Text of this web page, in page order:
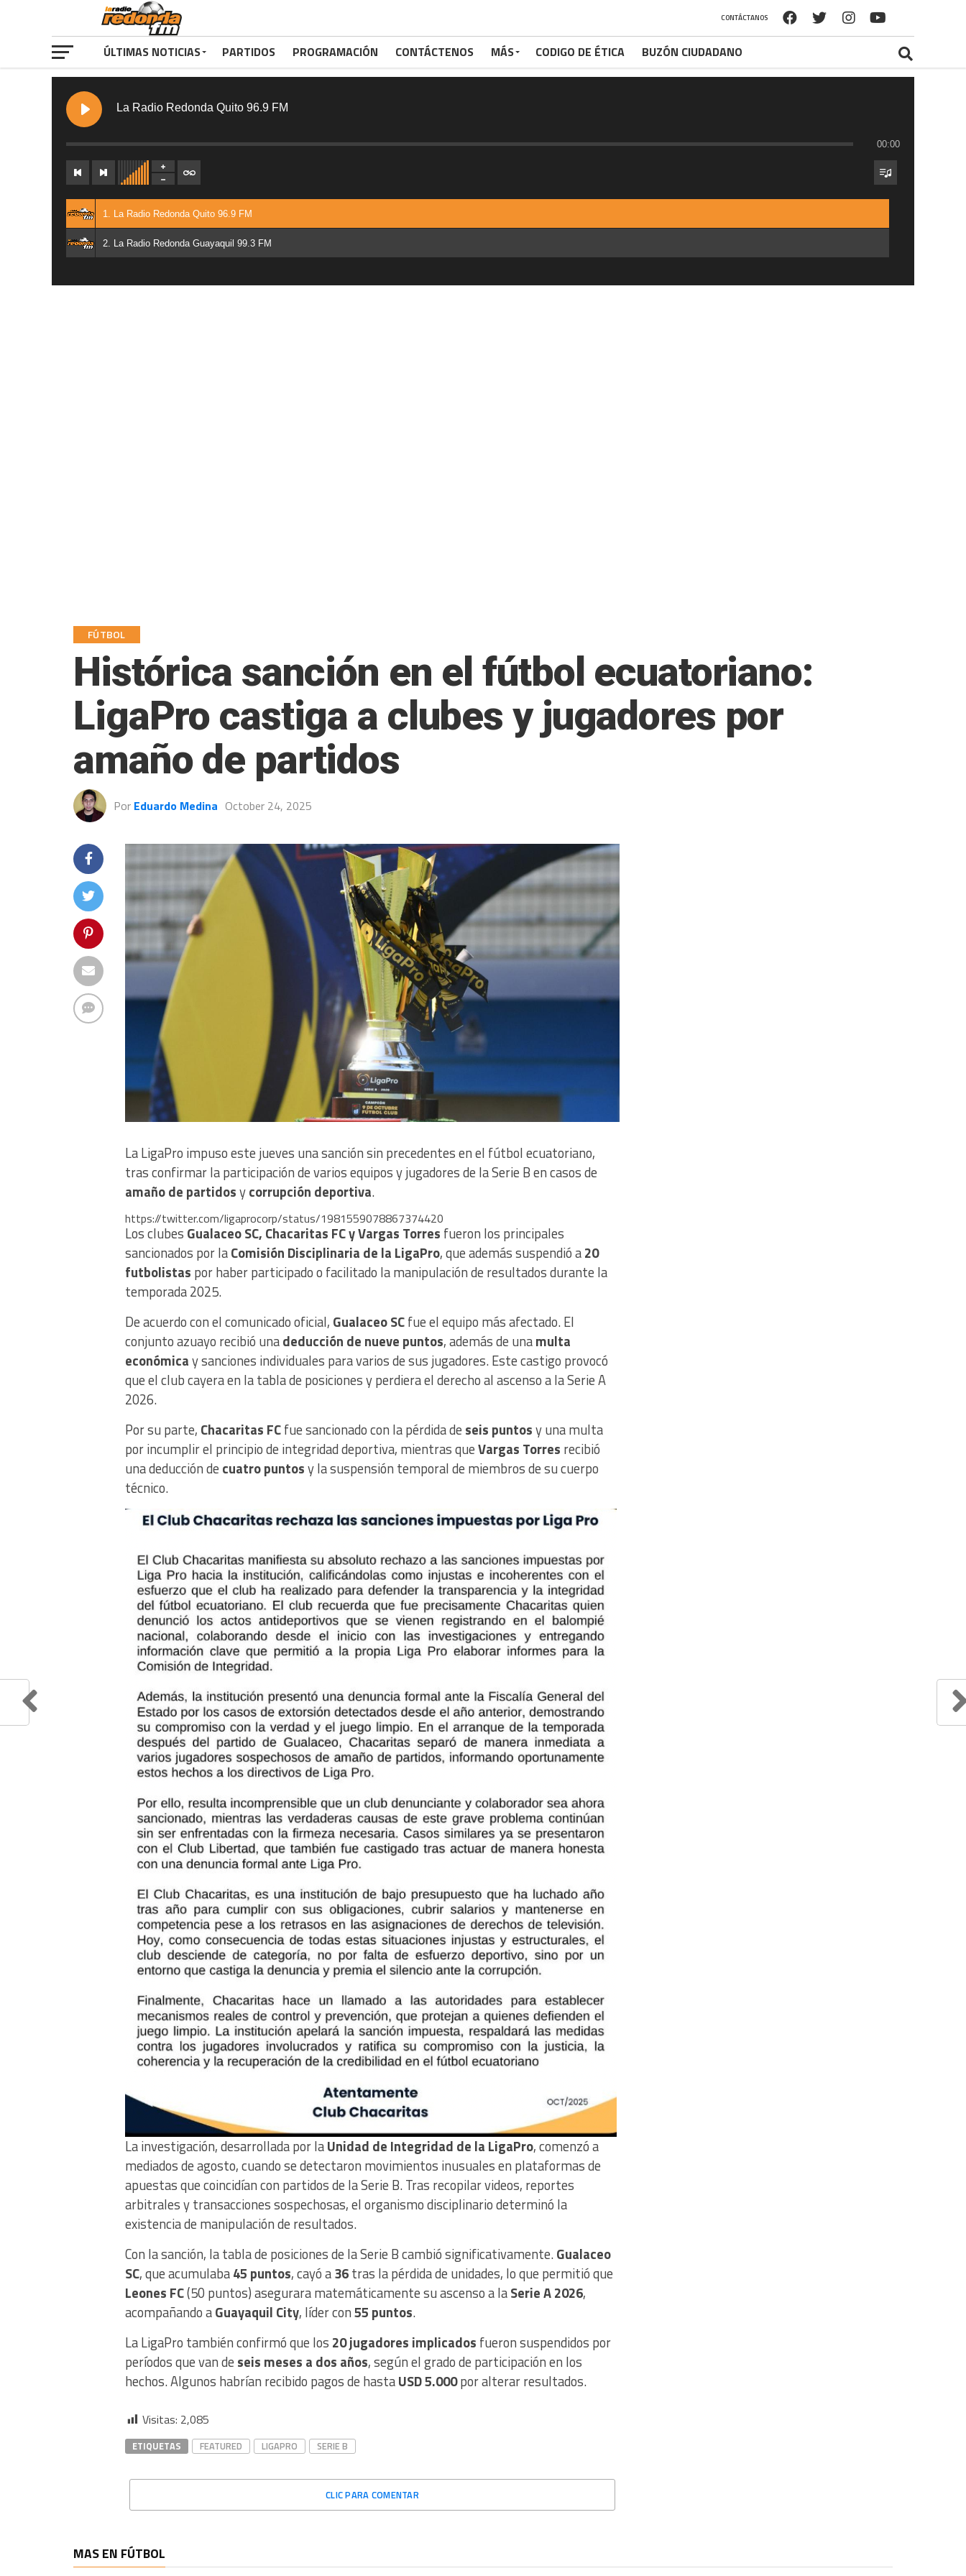
La Radio Redonda Quito 96.9 FM
00:00
1. La Radio Redonda Quito 96.9 FM
2. La Radio Redonda Guayaquil 99.3 FM
CONTÁCTANOS
ÚLTIMAS NOTICIAS PARTIDOS PROGRAMACIÓN CONTÁCTENOS MÁS CODIGO DE ÉTICA BUZÓN CIUDADANO
FÚTBOL
Histórica sanción en el fútbol ecuatoriano:
LigaPro castiga a clubes y jugadores por
amaño de partidos
Por Eduardo Medina October 24, 2025
La LigaPro impuso este jueves una sanción sin precedentes en el fútbol ecuatoriano,
tras confirmar la participación de varios equipos y jugadores de la Serie B en casos de
amaño de partidosycorrupción deportiva.
https://twitter.com/ligaprocorp/status/1981559078867374420
Los clubes Gualaceo SC, Chacaritas FC y Vargas Torres fueron los principales
sancionados por laComisión Disciplinaria de la LigaPro, que además suspendió a20
futbolistas por haber participado o facilitado la manipulación de resultados durante la
temporada 2025.
De acuerdo con el comunicado oficial, Gualaceo SCfue el equipo más afectado. El
conjunto azuayo recibió unadeducción de nueve puntos, además de unamulta
económicay sanciones individuales para varios de sus jugadores. Este castigo provocó
que el club cayera en la tabla de posiciones y perdiera el derecho al ascenso a la Serie A
2026.
Por su parte, Chacaritas FCfue sancionado con la pérdida de seis puntosy una multa
por incumplir el principio de integridad deportiva, mientras queVargas Torres recibió
una deducción de cuatro puntosy la suspensión temporal de miembros de su cuerpo
técnico.
La investigación, desarrollada por laUnidad de Integridad de la LigaPro, comenzó a
mediados de agosto, cuando se detectaron movimientos inusuales en plataformas de
apuestas que coincidían con partidos de la Serie B. Tras recopilar videos, reportes
arbitrales y transacciones sospechosas, el organismo disciplinario determinó la
existencia de manipulación de resultados.
Con la sanción, la tabla de posiciones de la Serie B cambió significativamente.Gualaceo
SC, que acumulaba45 puntos, cayó a36tras la pérdida de unidades, lo que permitió que
Leones FC(50 puntos) asegurara matemáticamente su ascenso a laSerie A 2026,
acompañando aGuayaquil City, líder con55 puntos.
La LigaPro también confirmó que los 20 jugadores implicados fueron suspendidos por
períodos que van de seis meses a dos años, según el grado de participación en los
hechos. Algunos habrían recibido pagos de hastaUSD 5.000por alterar resultados.
Visitas: 2,085
ETIQUETAS FEATURED LIGAPRO SERIE B
CLIC PARA COMENTAR
MAS EN FÚTBOL